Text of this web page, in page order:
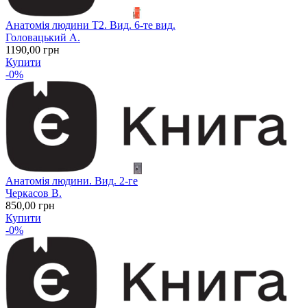
Анатомія людини Т2. Вид. 6-те вид.
Головацький А.
1190,00 грн
Купити
-0%
Анатомія людини. Вид. 2-ге
Черкасов В.
850,00 грн
Купити
-0%